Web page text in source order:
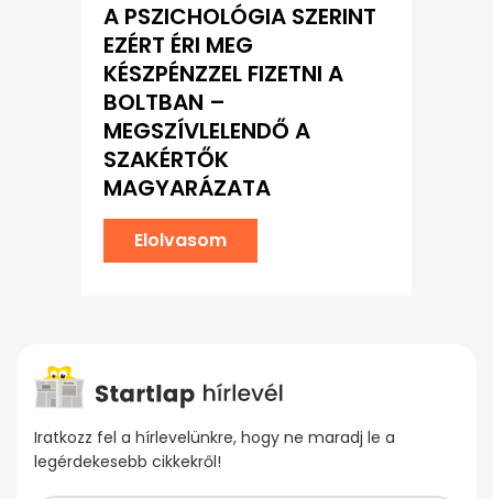
A PSZICHOLÓGIA SZERINT
EZÉRT ÉRI MEG
KÉSZPÉNZZEL FIZETNI A
BOLTBAN –
MEGSZÍVLELENDŐ A
SZAKÉRTŐK
MAGYARÁZATA
Elolvasom
Iratkozz fel a hírlevelünkre, hogy ne maradj le a
legérdekesebb cikkekről!